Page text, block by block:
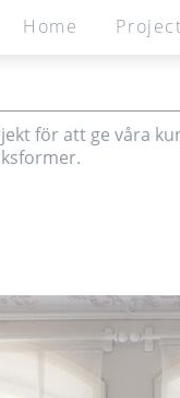
Home
för att ge våra